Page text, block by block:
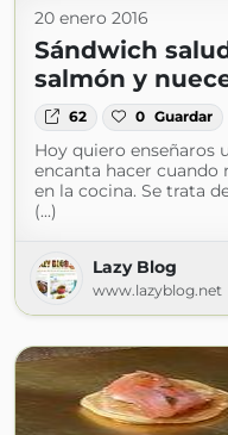
20 enero 2016
Sándwich
salmón y
62 0 Guardar
Hoy quiero enseñaros
encanta hacer
en la cocina. Se trata
(...)
Lazy Blog
www.lazyblog.net